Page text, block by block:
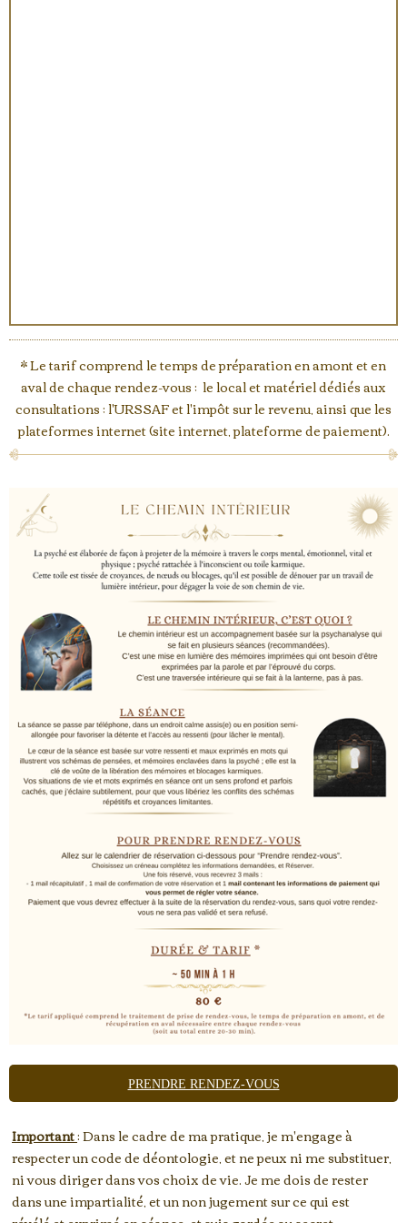
* Le tarif comprend le temps de préparation en amont et en
aval de chaque rendez-vous ; le local et matériel dédiés aux
consultations ; l'URSSAF et l'impôt sur le revenu, ainsi que les
plateformes internet (site internet, plateforme de paiement).
PRENDRE RENDEZ-VOUS
Important: Dans le cadre de ma pratique, je m'engage à
respecter un code de déontologie, et ne peux ni me substituer,
ni vous diriger dans vos choix de vie. Je me dois de rester
dans une impartialité, et un non jugement sur ce qui est